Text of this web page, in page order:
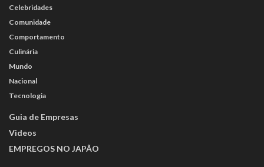
Celebridades
Comunidade
Comportamento
Culinária
Mundo
Nacional
Tecnologia
Guia de Empresas
Videos
EMPREGOS NO JAPÃO